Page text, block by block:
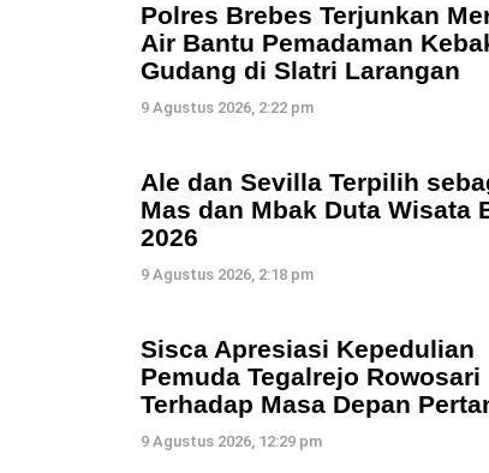
Polres Brebes Terjunkan
Air Bantu Pemadaman
Gudang di Slatri Larangan
9 Agustus 2026, 2:22 pm
Ale dan Sevilla Terpilih
Mas dan Mbak Duta Wisata
2026
9 Agustus 2026, 2:18 pm
Sisca Apresiasi Kepedulian
Pemuda Tegalrejo Rowosari
Terhadap Masa Depan
9 Agustus 2026, 12:29 pm